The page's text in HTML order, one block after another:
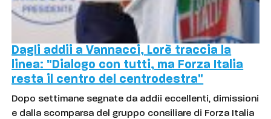
Dagli addii a Vannacci, Lorè traccia la
linea: "Dialogo con tutti, ma Forza Italia
resta il centro del centrodestra"
Dopo settimane segnate da addii eccellenti, dimissioni
e dalla scomparsa del gruppo consiliare di Forza Italia